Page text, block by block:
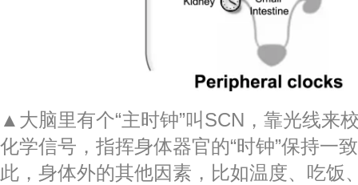
▲大脑里有个“主时钟”叫SCN，靠光线来
化学信号，指挥身体器官的“时钟”保持一
此，身体外的其他因素，比如温度、吃饭